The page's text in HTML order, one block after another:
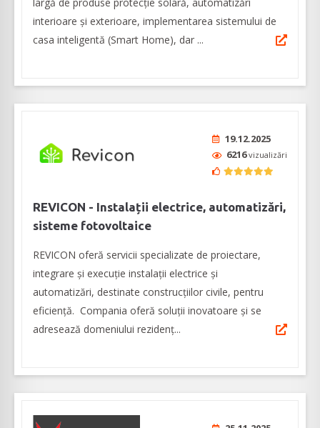
largă de produse protecție solară, automatizări
interioare și exterioare, implementarea sistemului de
casa inteligentă (Smart Home), dar ...
19.12.2025
6216vizualizări
REVICON - Instalații electrice, automatizări,
sisteme fotovoltaice
REVICON oferă servicii specializate de proiectare,
integrare și execuție instalații electrice și
automatizări, destinate construcțiilor civile, pentru
eficienţă. Compania oferă soluţii inovatoare şi se
adresează domeniului rezidenţ...